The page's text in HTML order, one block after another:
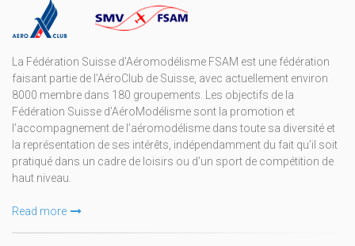
La Fédération Suisse d’Aéromodélisme FSAM est une fédération
faisant partie de l’AéroClub de Suisse, avec actuellement environ
8000 membre dans 180 groupements. Les objectifs de la
Fédération Suisse d’AéroModélisme sont la promotion et
l’accompagnement de l’aéromodélisme dans toute sa diversité et
la représentation de ses intérêts, indépendamment du fait qu’il soit
pratiqué dans un cadre de loisirs ou d’un sport de compétition de
haut niveau.
Read more